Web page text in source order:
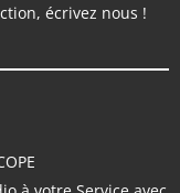
écrivez nous !